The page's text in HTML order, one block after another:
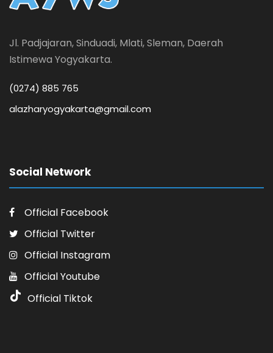
Jl. Padjajaran, Sinduadi, Mlati, Sleman, Daerah
Istimewa Yogyakarta.
(0274) 885 765
alazharyogyakarta@gmail.com
Social Network
Official Facebook
Official Twitter
Official Instagram
Official Youtube
Official Tiktok